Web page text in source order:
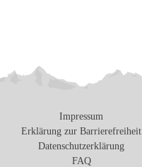
Impressum
Erklärung zur Barrierefreiheit
Datenschutzerklärung
FAQ